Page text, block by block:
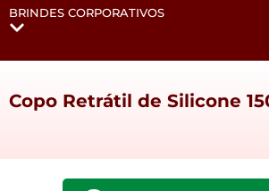
BRINDES CORPORATIVOS
Copo Retrátil de Silicone